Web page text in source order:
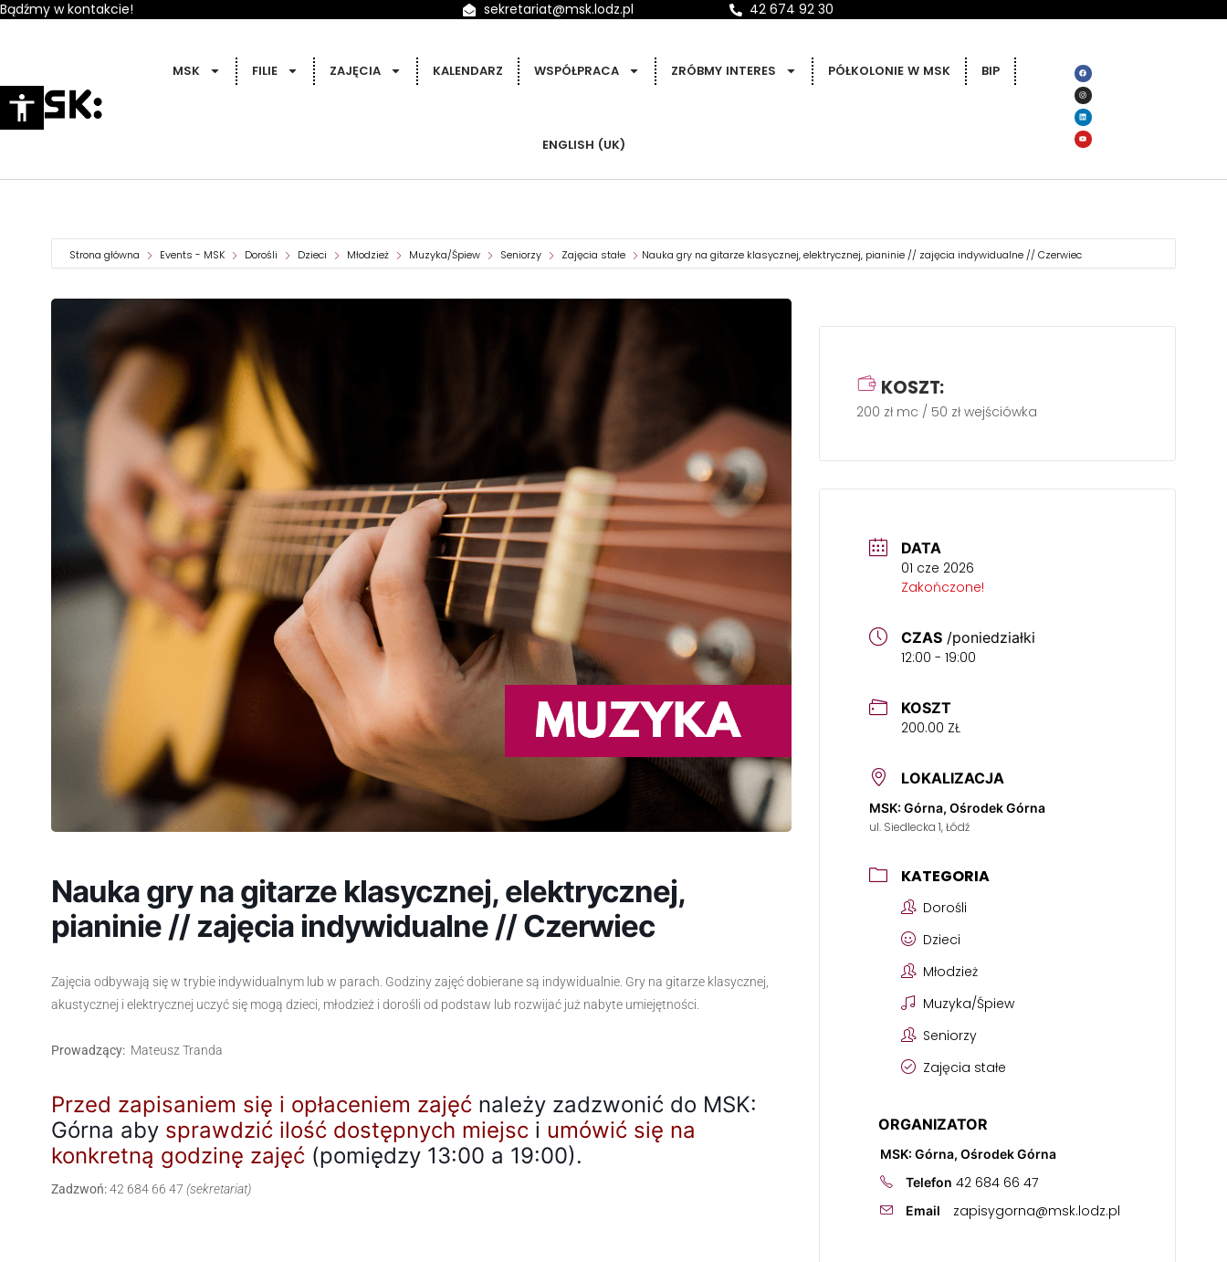
Bądźmy w kontakcie! sekretariat@msk.lodz.pl 42 674 92 30
MSK FILIE ZAJĘCIA KALENDARZ WSPÓŁPRACA ZRÓBMY INTERES PÓŁKOLONIE W MSK BIP
ENGLISH (UK)
Strona główna Events - MSK Dorośli Dzieci Młodzież Muzyka/Śpiew Seniorzy Zajęcia stałe Nauka gry na gitarze klasycznej, elektrycznej, pianinie // zajęcia indywidualne // Czerwiec
Nauka gry na gitarze klasycznej, elektrycznej,
pianinie // zajęcia indywidualne // Czerwiec
Zajęcia odbywają się w trybie indywidualnym lub w parach. Godziny zajęć dobierane są indywidualnie. Gry na gitarze klasycznej,
akustycznej i elektrycznej uczyć się mogą dzieci, młodzież i dorośli od podstaw lub rozwijać już nabyte umiejętności.
Prowadzący: Mateusz Tranda
Przed zapisaniem się i opłaceniem zajęć należy zadzwonić do MSK:
Górna aby sprawdzić ilość dostępnych miejsc i umówić się na
konkretną godzinę zajęć (pomiędzy 13:00 a 19:00).
Zadzwoń:42 684 66 47 (sekretariat)
DATA
01 cze 2026
Zakończone!
CZAS /poniedziałki
12:00 - 19:00
KOSZT
200.00 ZŁ
LOKALIZACJA
MSK: Górna, Ośrodek Górna
ul. Siedlecka 1, Łódź
KATEGORIA
Dorośli
Dzieci
Młodzież
Muzyka/Śpiew
Seniorzy
Zajęcia stałe
ORGANIZATOR
MSK: Górna, Ośrodek Górna
Telefon 42 684 66 47
Email zapisygorna@msk.lodz.pl
KOSZT:
200 zł mc / 50 zł wejściówka